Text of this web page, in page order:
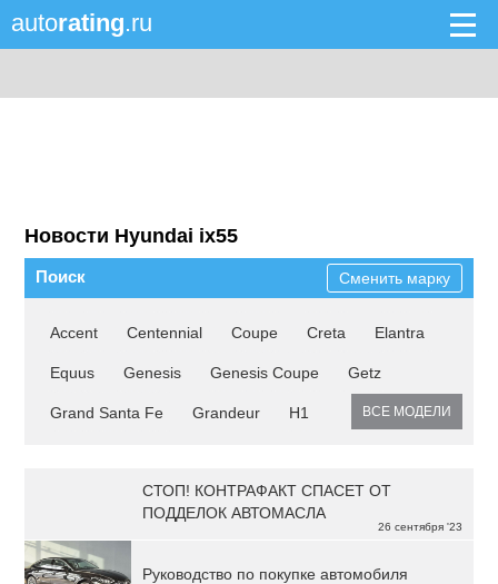
autorating.ru
Новости Hyundai ix55
Поиск Сменить марку
Accent Centennial Coupe Creta Elantra
Equus Genesis Genesis Coupe Getz
Grand Santa Fe Grandeur H1 ВСЕ МОДЕЛИ
26 сентября '23
СТОП! КОНТРАФАКТ СПАСЕТ ОТ
ПОДДЕЛОК АВТОМАСЛА
Руководство по покупке автомобиля